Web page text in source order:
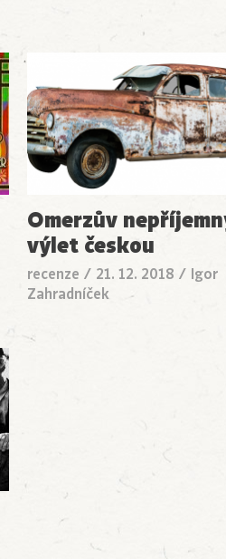
Omerzův
výlet českou
recenze / 21. 12. 2018 / Igor
Zahradníček